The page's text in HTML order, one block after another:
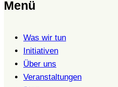
Menü
Was wir tun
Initiativen
Über uns
Veranstaltungen